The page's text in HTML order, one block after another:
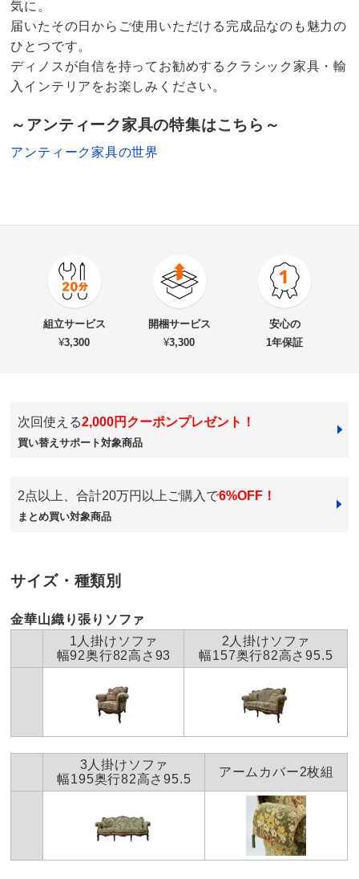
気に。
届いたその日からご使用いただける完成品なのも魅力の
ひとつです。
ディノスが自信を持ってお勧めするクラシック家具・輸
入インテリアをお楽しみください。
～アンティーク家具の特集はこちら～
アンティーク家具の世界
商品番号 900-6264-69
商品名・特徴 イタリア製 象がんシリーズ 木製ウッドポールハンガー
送料・送料種
基本配送料：¥4,000
※沖縄は地域配送料 ¥5,500 がかかります
※組み立て途中や一度組み立てした商品の返品はご遠慮
いただいております。
梱包サイズ
個口数…2
＜個口1＞幅11×奥行11×高さ130cm 重さ3.0kg
お支払い方法 送料について 有料組み立てサービスの説明
■支柱…ビーチ天然木（ラッカー塗装）、脚部・頭部…真
■イタリア製
■天然素材を使用した商品は、天然素材のため色の誤差が
多少あります。天然木ならではの風合いですので、ご了承
ください。
■配送：2週間前後配送
★★★★★
★★★★★
★★★★★
★★★
ダークブラウン
囲気をつくりだす素敵な商品です。とても気に入りまし
た。
お買い上げいただきましてありがとうございます。
商品を気に入っていただけたとお聞きして、大変嬉
今後とも、ディノスをどうぞよろしくお願い申し上
すべての口コミを見る
組立サービス
¥3,300
開梱サービス
¥3,300
安心の
1年保証
次回使える2,000円クーポンプレゼント！
買い替えサポート対象商品
2点以上、合計20万円以上ご購入で6%OFF！
まとめ買い対象商品
サイズ・種類別
金華山織り張りソファ
1人掛けソファ
幅92奥行82高さ93
2人掛けソファ
幅157奥行82高さ95.5
3人掛けソファ
幅195奥行82高さ95.5
アームカバー2枚組